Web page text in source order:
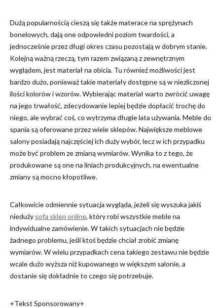
Dużą popularnością cieszą się także materace na sprężynach
bonelowych, dają one odpowiedni poziom twardości, a
jednocześnie przez długi okres czasu pozostają w dobrym stanie.
Kolejną ważną rzeczą, tym razem związaną z zewnętrznym
wyglądem, jest materiał na obicia. Tu również możliwości jest
bardzo dużo, ponieważ takie materiały dostępne są w niezliczonej
ilości kolorów i wzorów. Wybierając materiał warto zwrócić uwagę
na jego trwałość, zdecydowanie lepiej będzie dopłacić trochę do
niego, ale wybrać coś, co wytrzyma długie lata używania. Meble do
spania są oferowane przez wiele sklepów. Największe meblowe
salony posiadają najczęściej ich duży wybór, lecz w ich przypadku
może być problem ze zmianą wymiarów. Wynika to z tego, że
produkowane są one na liniach produkcyjnych, na ewentualne
zmiany są mocno kłopotliwe.
Całkowicie odmiennie sytuacja wygląda, jeżeli się wyszuka jakiś
nieduży sofa sklep online, który robi wszystkie meble na
indywidualne zamówienie. W takich sytuacjach nie będzie
żadnego problemu, jeśli ktoś będzie chciał zrobić zmianę
wymiarów. W wielu przypadkach cena takiego zestawu nie będzie
wcale dużo wyższa niż kupowanego w większym salonie, a
dostanie się dokładnie to czego się potrzebuje.
+Tekst Sponsorowany+